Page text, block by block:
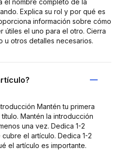
Explica su rol y por qué es
información sobre cómo
útiles el uno para el otro. Cierra
u otros detalles necesarios.
Mantén tu primera
Mantén la introducción
una vez. Dedica 1-2
el artículo. Dedica 1-2
el artículo es importante.